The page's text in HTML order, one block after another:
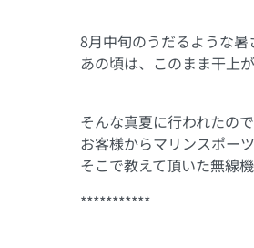
8月中旬のうだるような暑
あの頃は、このまま干上
そんな真夏に行われたので
お客様からマリンスポー
そこで教えて頂いた無線
***********